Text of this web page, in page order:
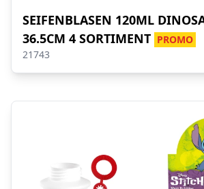
SEIFENBLASEN 120ML
36.5CM 4 SORTIMENT PROMO
21743